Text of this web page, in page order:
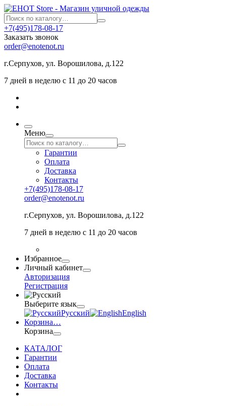
+7(495)178-08-17
Заказать звонок
order@enotenot.ru
г.Серпухов, ул. Ворошилова, д.122
7 дней в неделю с 11 до 20 часов
Меню
Гарантии
Оплата
Доставка
Контакты
+7(495)178-08-17
order@enotenot.ru
г.Серпухов, ул. Ворошилова, д.122
7 дней в неделю с 11 до 20 часов
Избранное
Личный кабинет
Авторизация
Регистрация
Выберите язык
Русский
English
Корзина…
Корзина
КАТАЛОГ
Гарантии
Оплата
Доставка
Контакты